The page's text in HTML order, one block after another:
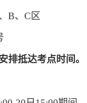
B、 C 区
排抵达考点时间。